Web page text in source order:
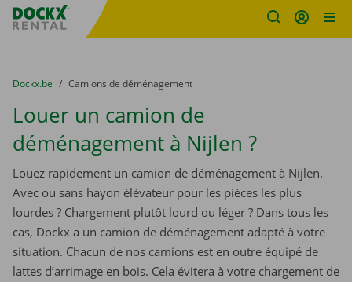
sitename
You are here:
du
Dockx.be to
Camions de déménagement
Louer un camion de
déménagement à Nijlen ?
Louez rapidement un camion de déménagement à Nijlen.
Avec ou sans hayon élévateur pour les pièces les plus
lourdes ? Chargement plutôt lourd ou léger ? Dans tous les
cas, Dockx a un camion de déménagement adapté à votre
situation. Chacun de nos camions est en outre équipé de
lattes d’arrimage en bois. Cela évitera à votre chargement de